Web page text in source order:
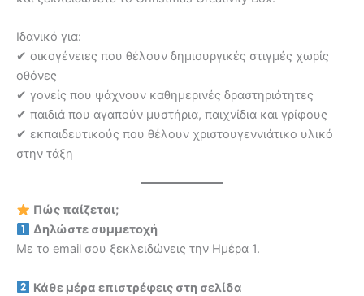
Ιδανικό για:
✔ οικογένειες που θέλουν δημιουργικές στιγμές χωρίς
οθόνες
✔ γονείς που ψάχνουν καθημερινές δραστηριότητες
✔ παιδιά που αγαπούν μυστήρια, παιχνίδια και γρίφους
✔ εκπαιδευτικούς που θέλουν χριστουγεννιάτικο υλικό
στην τάξη
Πώς παίζεται;
Δηλώστε συμμετοχή
Με το email σου ξεκλειδώνεις την Ημέρα 1.
Κάθε μέρα επιστρέφεις στη σελίδα